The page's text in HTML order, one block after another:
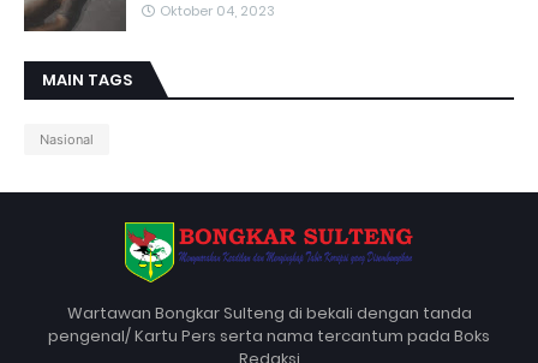
Oktober 04, 2023
MAIN TAGS
Nasional
Wartawan Bongkar Sulteng di bekali dengan tanda
pengenal/ Kartu Pers serta nama tercantum pada Boks